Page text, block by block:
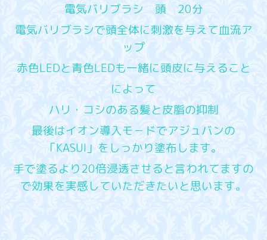
電気バリブラシ 頭 20分
電気バリブラシで頭全体に刺激を与えて血流ア
ップ
赤色LEDと青色LEDも一緒に頭皮に与えること
によって
ハリ・コシのある髪と皮脂の抑制
最後はイオン導入モ－ドでアジュバンの
「KASUI」をしっかり塗布します。
手で塗るより20倍浸透させると言われてますの
で効果を実感していただきたいと思います。